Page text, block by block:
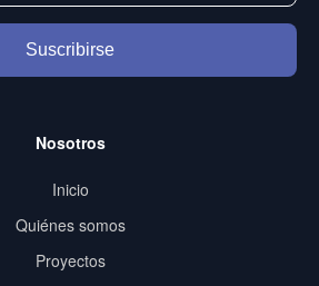
Suscribirse
Nosotros
Inicio
Quiénes somos
Proyectos